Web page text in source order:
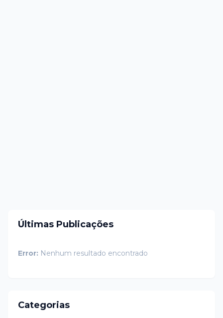
Últimas Publicações
Error: Nenhum resultado encontrado
Categorias